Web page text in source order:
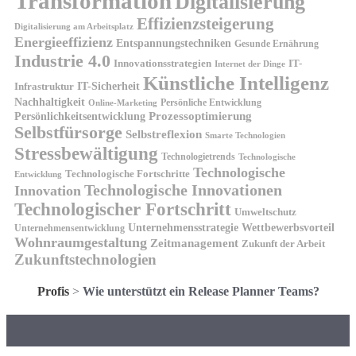
Digitalisierung am Arbeitsplatz Effizienzsteigerung
Energieeffizienz Entspannungstechniken Gesunde Ernährung
Industrie 4.0 Innovationsstrategien Internet der Dinge IT-
Infrastruktur IT-Sicherheit Künstliche Intelligenz
Nachhaltigkeit Online-Marketing Persönliche Entwicklung
Persönlichkeitsentwicklung Prozessoptimierung
Selbstfürsorge Selbstreflexion Smarte Technologien
Stressbewältigung Technologietrends Technologische
Entwicklung Technologische Fortschritte Technologische
Innovation Technologische Innovationen
Technologischer Fortschritt Umweltschutz
Unternehmensentwicklung Unternehmensstrategie Wettbewerbsvorteil
Wohnraumgestaltung Zeitmanagement Zukunft der Arbeit
Zukunftstechnologien
Profis> Wie unterstützt ein Release Planner Teams?